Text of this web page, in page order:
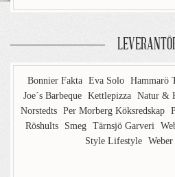
Bonnier Fakta Eva Solo Hammarö
Joe´s Barbeque Kettlepizza Natur &
Norstedts Per Morberg Köksredskap
Röshults
Smeg Tärnsjö Garveri
Style Lifestyle